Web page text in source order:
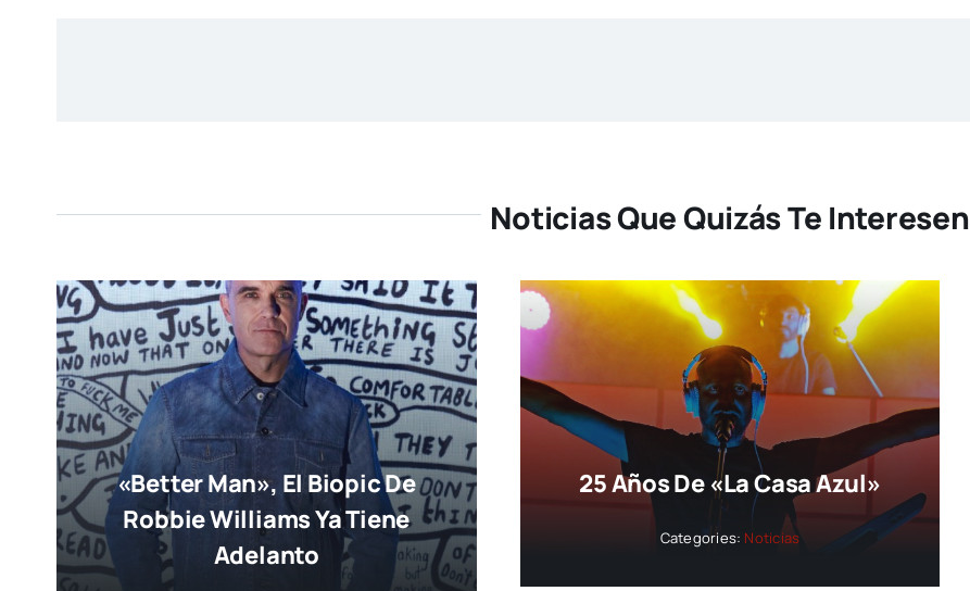
Noticias Que Quizás Te Interesen
«Better Man», El Biopic De
Robbie Williams Ya Tiene
Adelanto
25 Años De «La Casa Azul»
Categories: Noticias